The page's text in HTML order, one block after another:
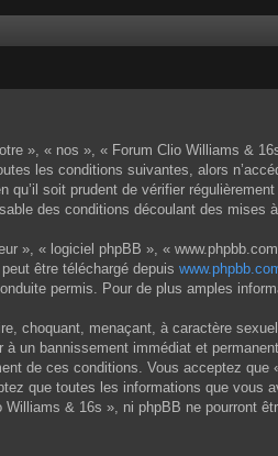
», « nos », « Forum Clio Williams &
les conditions suivantes, alors
soit prudent de vérifier
des conditions découlant des mises
», « logiciel phpBB », «
être téléchargé depuis
permis. Pour de plus amples
choquant, menaçant, à caractère
un bannissement immédiat et
de ces conditions. Vous acceptez
que toutes les informations que
& 16s », ni phpBB ne pourront